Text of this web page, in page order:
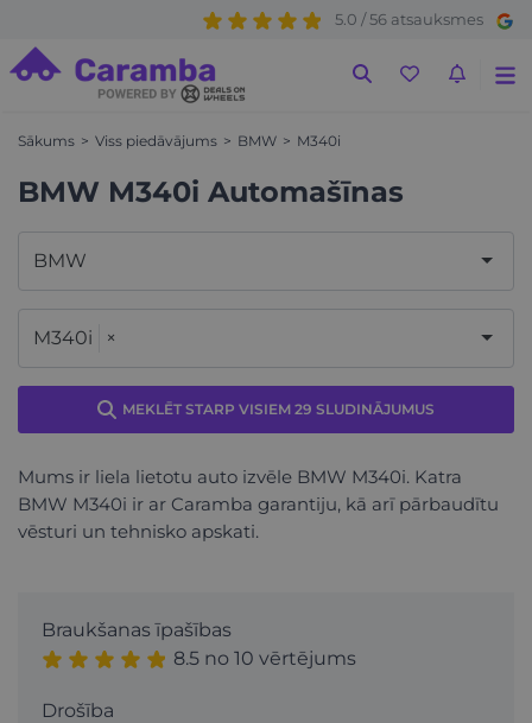
5.0 / 56 atsauksmes
Sākums Viss piedāvājums BMW M340i
BMW M340i Automašīnas
BMW
M340i ×
MEKLĒT STARP VISIEM 29 SLUDINĀJUMUS
Mums ir liela lietotu auto izvēle BMW M340i. Katra
BMW M340i ir ar Caramba garantiju, kā arī pārbaudītu
vēsturi un tehnisko apskati.
Braukšanas īpašības
8.5 no 10 vērtējums
Drošība